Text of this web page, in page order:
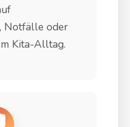
Notfälle oder
Kita-Alltag.